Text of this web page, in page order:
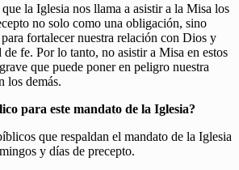
la Iglesia nos llama a asistir a la Misa los
no solo como una obligación, sino
fortalecer nuestra relación con Dios y
fe. Por lo tanto, no asistir a Misa en estos
que puede poner en peligro nuestra
los demás.
para este mandato de la Iglesia?
que respaldan el mandato de la Iglesia
y días de precepto.